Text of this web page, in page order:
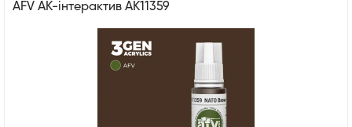
AFV АК-інтерактив AK11359